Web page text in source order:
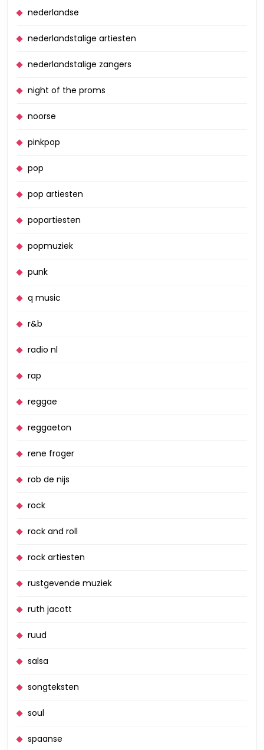
nederlandse
nederlandstalige artiesten
nederlandstalige zangers
night of the proms
noorse
pinkpop
pop
pop artiesten
popartiesten
popmuziek
punk
q music
r&b
radio nl
rap
reggae
reggaeton
rene froger
rob de nijs
rock
rock and roll
rock artiesten
rustgevende muziek
ruth jacott
ruud
salsa
songteksten
soul
spaanse